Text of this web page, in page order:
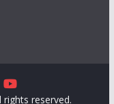
rights reserved.